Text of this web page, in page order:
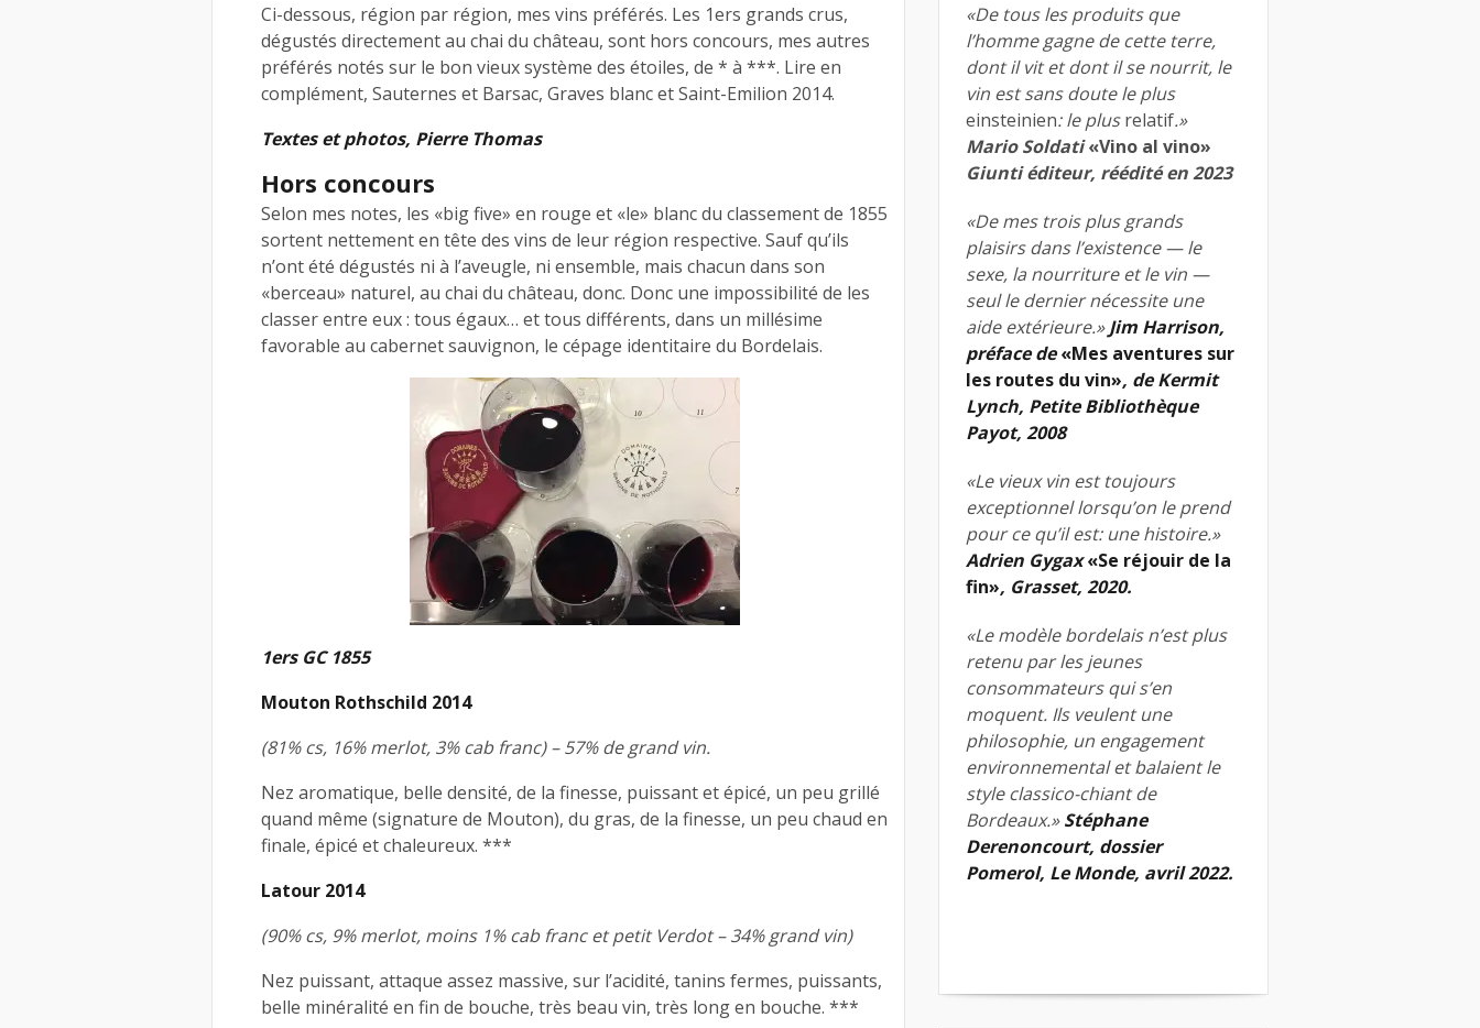
Ci-dessous, région par région, mes vins préférés. Les 1ers grands crus,
dégustés directement au chai du château, sont hors concours, mes autres
préférés notés sur le bon vieux système des étoiles, de * à ***. Lire en
complément, Sauternes et Barsac, Graves blanc et Saint-Emilion 2014.
Textes et photos, Pierre Thomas
Hors concours
Selon mes notes, les «big five» en rouge et «le» blanc du classement de 1855
sortent nettement en tête des vins de leur région respective. Sauf qu’ils
n’ont été dégustés ni à l’aveugle, ni ensemble, mais chacun dans son
«berceau» naturel, au chai du château, donc. Donc une impossibilité de les
classer entre eux : tous égaux… et tous différents, dans un millésime
favorable au cabernet sauvignon, le cépage identitaire du Bordelais.
1ers GC 1855
Mouton Rothschild 2014
(81% cs, 16% merlot, 3% cab franc) – 57% de grand vin.
Nez aromatique, belle densité, de la finesse, puissant et épicé, un peu grillé
quand même (signature de Mouton), du gras, de la finesse, un peu chaud en
finale, épicé et chaleureux. ***
Latour 2014
(90% cs, 9% merlot, moins 1% cab franc et petit Verdot – 34% grand vin)
Nez puissant, attaque assez massive, sur l’acidité, tanins fermes, puissants,
belle minéralité en fin de bouche, très beau vin, très long en bouche. ***
«De tous les produits que
l’homme gagne de cette terre,
dont il vit et dont il se nourrit, le
vin est sans doute le plus
einsteinien: le plusrelatif.»
Mario Soldati«Vino al vino»
Giunti éditeur, réédité en 2023
«De mes trois plus grands
plaisirs dans l’existence — le
sexe, la nourriture et le vin —
seul le dernier nécessite une
aide extérieure.»Jim Harrison,
préface de«Mes aventures sur
les routes du vin», de Kermit
Lynch, Petite Bibliothèque
Payot, 2008
«Le vieux vin est toujours
exceptionnel lorsqu’on le prend
pour ce qu’il est: une histoire.»
Adrien Gygax«Se réjouir de la
fin», Grasset, 2020.
«Le modèle bordelais n’est plus
retenu par les jeunes
consommateurs qui s’en
moquent. Ils veulent une
philosophie, un engagement
environnemental et balaient le
style classico-chiant de
Bordeaux.»Stéphane
Derenoncourt, dossier
Pomerol, Le Monde, avril 2022.